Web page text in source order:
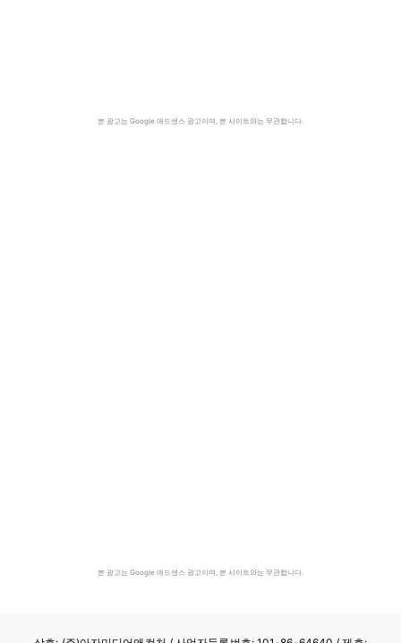
본 광고는 Google 애드센스 광고이며, 본 사이트와는 무관합니다.
본 광고는 Google 애드센스 광고이며, 본 사이트와는 무관합니다.